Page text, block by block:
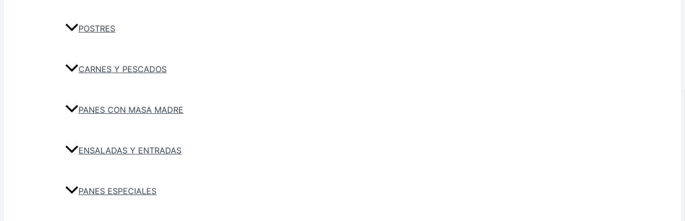
POSTRES
CARNES Y PESCADOS
PANES CON MASA MADRE
ENSALADAS Y ENTRADAS
PANES ESPECIALES